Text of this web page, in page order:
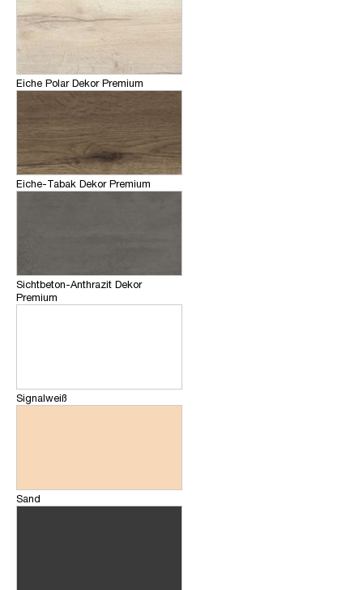
Eiche Polar Dekor Premium
Eiche-Tabak Dekor Premium
Sichtbeton-Anthrazit Dekor
Premium
Signalweiß
Sand